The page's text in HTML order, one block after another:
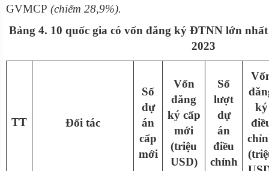
GVMCP (chiếm 28,9%).
Bảng 4. 10 quốc gia có vốn đăng ký ĐTNN lớn
2023
TT Đối tác
Số
dự
án
cấp
mới
Vốn
đăng
ký cấp
mới
(triệu
USD)
Số
lượt
dự
án
điều
chỉnh
ký